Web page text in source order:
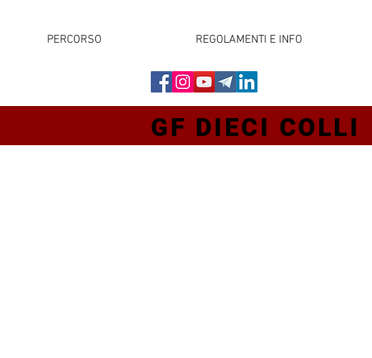
PERCORSO REGOLAMENTI E INFO
GF DIECI COLLI